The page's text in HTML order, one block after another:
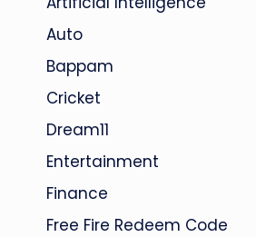
Auto
Bappam
Cricket
Dream11
Entertainment
Finance
Free Fire Redeem Code